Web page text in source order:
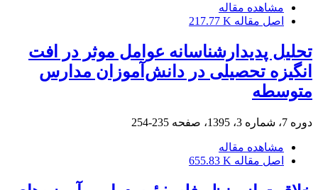
مشاهده مقاله
اصل مقاله 217.77 K
تحلیل پدیدارشناسانه عوامل موثر در افت
انگیزه تحصیلی در دانش‌آموزان مدارس
متوسطه
دوره 7، شماره 3، 1395، صفحه 235-254
مشاهده مقاله
اصل مقاله 655.83 K